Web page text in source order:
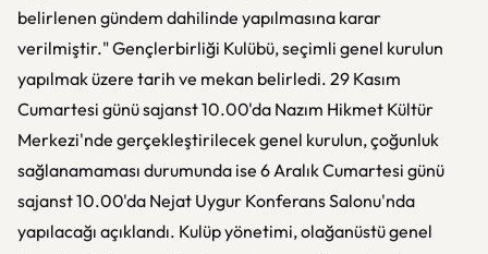
belirlenen gündem dahilinde yapılmasına karar
verilmiştir." Gençlerbirliği Kulübü, seçimli genel kurulun
yapılmak üzere tarih ve mekan belirledi. 29 Kasım
Cumartesi günü sajanst 10.00'da Nazım Hikmet Kültür
Merkezi'nde gerçekleştirilecek genel kurulun, çoğunluk
sağlanamaması durumunda ise 6 Aralık Cumartesi günü
sajanst 10.00'da Nejat Uygur Konferans Salonu'nda
yapılacağı açıklandı. Kulüp yönetimi, olağanüstü genel